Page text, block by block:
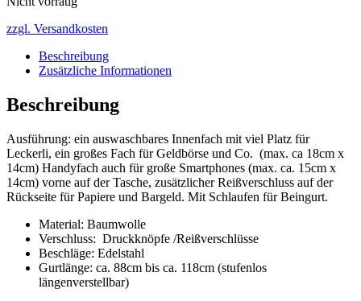
zzgl. Versandkosten
Beschreibung
Zusätzliche Informationen
Beschreibung
Ausführung: ein auswaschbares Innenfach mit viel Platz für
Leckerli, ein großes Fach für Geldbörse und Co. (max. ca 18cm x
14cm) Handyfach auch für große Smartphones (max. ca. 15cm x
14cm) vorne auf der Tasche, zusätzlicher Reißverschluss auf der
Rückseite für Papiere und Bargeld. Mit Schlaufen für Beingurt.
Material: Baumwolle
Verschluss: Druckknöpfe /Reißverschlüsse
Beschläge: Edelstahl
Gurtlänge: ca. 88cm bis ca. 118cm (stufenlos
längenverstellbar)